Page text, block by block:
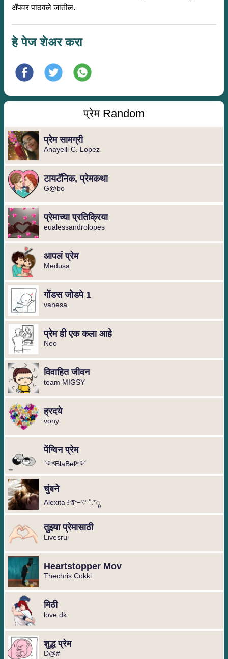
ॲपवर पाठवले जातील.
हे पेज शेअर करा
प्रेम Random
प्रेम सामग्री
Anayelli C. Lopez
टायटॅनिक, प्रेमकथा
G@bo
प्रेमाच्या प्रतिक्रिया
eualessandrolopes
आपलं प्रेम
Medusa
गोंडस जोडपे 1
vanesa
प्रेम ही एक कला आहे
Neo
विवाहित जीवन
team MIGSY
ह्रदये
vony
पेंग्विन प्रेम
༺BlaBel༻
चुंबने
Alexita ꒱࿐♡ ˚.*ೃ
तुझ्या प्रेमासाठी
Livesrui
Heartstopper Mov
Thechris Cokki
मिठी
love dk
शुद्ध प्रेम
D@#